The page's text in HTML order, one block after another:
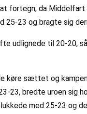
fortegn, da Middelfart
23 og bragte sig
udlignede til 20-20,
sættet og kampen
23, bredte uroen sig
med 25-23 og